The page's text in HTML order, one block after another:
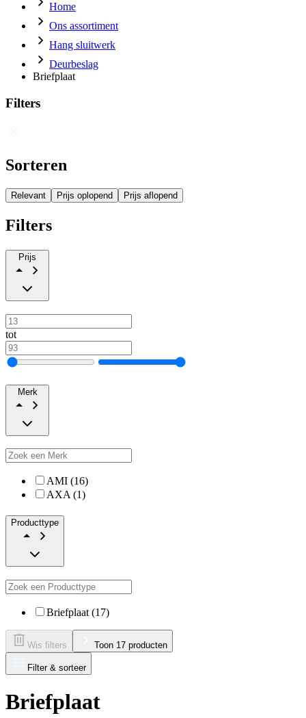
Home
Ons assortiment
Hang sluitwerk
Deurbeslag
Briefplaat
Filters
Sorteren
Relevant Prijs oplopend Prijs aflopend
Filters
Prijs
tot
Merk
AMI (16)
AXA (1)
Producttype
Briefplaat (17)
Wis filters Toon 17 producten
Filter & sorteer
Briefplaat